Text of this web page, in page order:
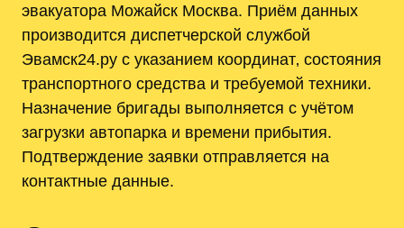
эвакуатора Можайск Москва. Приём данных
производится диспетчерской службой
Эвамск24.ру с указанием координат‚ состояния
транспортного средства и требуемой техники.
Назначение бригады выполняется с учётом
загрузки автопарка и времени прибытия.
Подтверждение заявки отправляется на
контактные данные.